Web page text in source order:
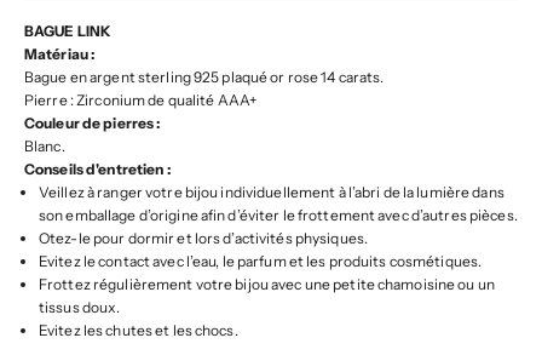
BAGUE LINK
Matériau :
Bague en argent sterling 925 plaqué or rose 14 carats.
Pierre : Zirconium de qualité AAA+
Couleur de pierres :
Blanc.
Conseils d'entretien :
Veillez à ranger votre bijou individuellement à l’abri de la lumière dans
son emballage d’origine afin d’éviter le frottement avec d’autres pièces.
Otez-le pour dormir et lors d’activités physiques.
Evitez le contact avec l’eau, le parfum et les produits cosmétiques.
Frottez régulièrement votre bijou avec une petite chamoisine ou un
tissus doux.
Evitez les chutes et les chocs.